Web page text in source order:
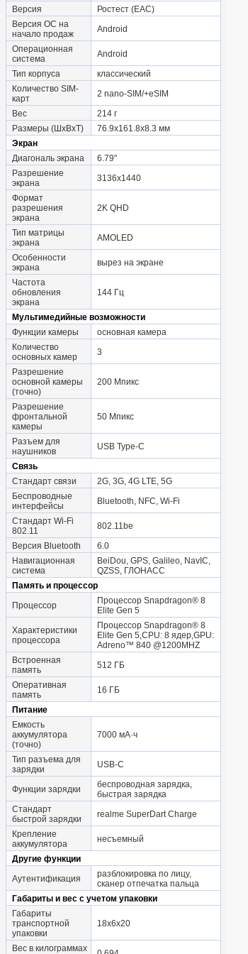
Версия
Ростест (EAC)
Версия ОС на
начало продаж
Android
Операционная
система
Android
Тип корпуса
классический
Количество SIM-
карт
2 nano-SIM/+eSIM
Вес
214 г
Размеры (ШxВxТ)
76.9x161.8x8.3 мм
Экран
Диагональ экрана
6.79"
Разрешение
экрана
3136x1440
Формат
разрешения
экрана
2K QHD
Тип матрицы
экрана
AMOLED
Особенности
экрана
вырез на экране
Частота
обновления
экрана
144 Гц
Мультимедийные возможности
Функции камеры
основная камера
Количество
основных камер
3
Разрешение
основной камеры
(точно)
200 Мпикс
Разрешение
фронтальной
камеры
50 Мпикс
Разъем для
наушников
USB Type-C
Связь
Стандарт связи
2G, 3G, 4G LTE, 5G
Беспроводные
интерфейсы
Bluetooth, NFC, Wi-Fi
Стандарт Wi-Fi
802.11
802.11be
Версия Bluetooth
6.0
Навигационная
система
BeiDou, GPS, Galileo, NavIC,
QZSS, ГЛОНАСС
Память и процессор
Процессор
Процессор Snapdragon® 8
Elite Gen 5
Характеристики
процессора
Процессор Snapdragon® 8
Elite Gen 5,CPU: 8 ядер,GPU:
Adreno™ 840 @1200MHZ
Встроенная
память
512 ГБ
Оперативная
память
16 ГБ
Питание
Емкость
аккумулятора
(точно)
7000 мА·ч
Тип разъема для
зарядки
USB-C
Функции зарядки
беспроводная зарядка,
быстрая зарядка
Стандарт
быстрой зарядки
realme SuperDart Charge
Крепление
аккумулятора
несъемный
Другие функции
Аутентификация
разблокировка по лицу,
сканер отпечатка пальца
Габариты и вес с учетом упаковки
Габариты
транспортной
упаковки
18x6x20
Вес в килограммах